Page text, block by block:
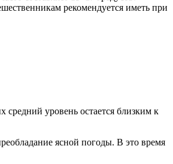
рекомендуется иметь при
средний уровень остается близким к
ясной погоды. В это время